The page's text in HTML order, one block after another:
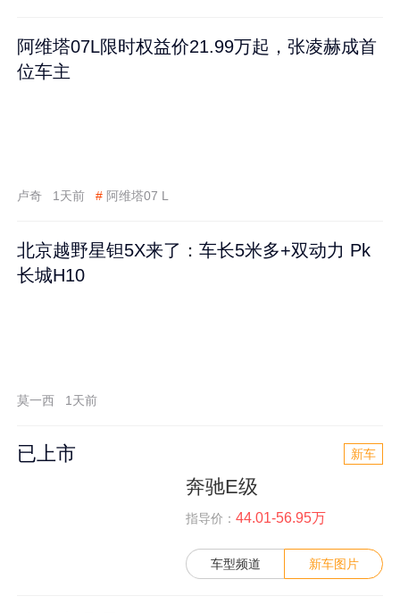
阿维塔07L限时权益价21.99万起，张凌赫成首
位车主
卢奇 1天前 # 阿维塔07 L
北京越野星钽5X来了：车长5米多+双动力 Pk
长城H10
莫一西 1天前
已上市 新车
奔驰E级
指导价： 44.01-56.95万
车型频道 新车图片